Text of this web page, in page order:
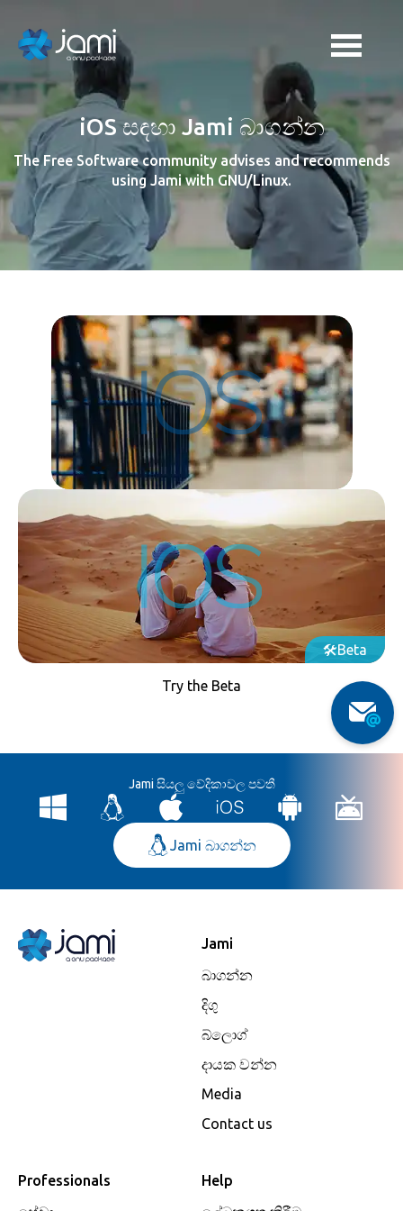
iOS සඳහා Jami බාගන්න
The Free Software community advises and recommends
using Jami with GNU/Linux.
App Store වෙතින් Jami බාගන්න
Try the Beta
Beta
Jami සියලු වේදිකාවල පවතී
Jami බාගන්න
Jami
බාගන්න
දිගු
බ්ලොග්
දායක වන්න
Media
Contact us
Professionals
Help